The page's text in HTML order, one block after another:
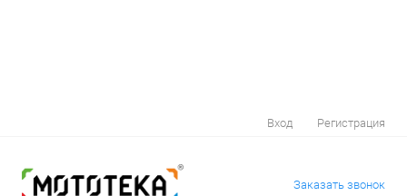
Вход Регистрация
Заказать звонок